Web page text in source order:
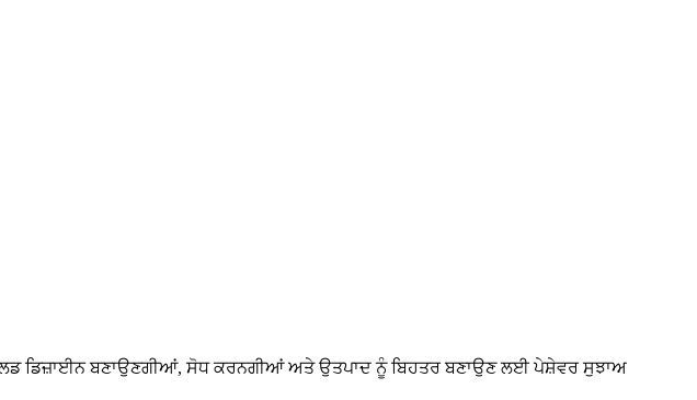
ਡਿਜ਼ਾਈਨ ਬਣਾਉਣਗੀਆਂ, ਸੋਧ ਕਰਨਗੀਆਂ ਅਤੇ ਉਤਪਾਦ ਨੂੰ ਬਿਹਤਰ ਬਣਾਉਣ ਲਈ ਪੇਸ਼ੇਵਰ ਸੁਝਾਅ